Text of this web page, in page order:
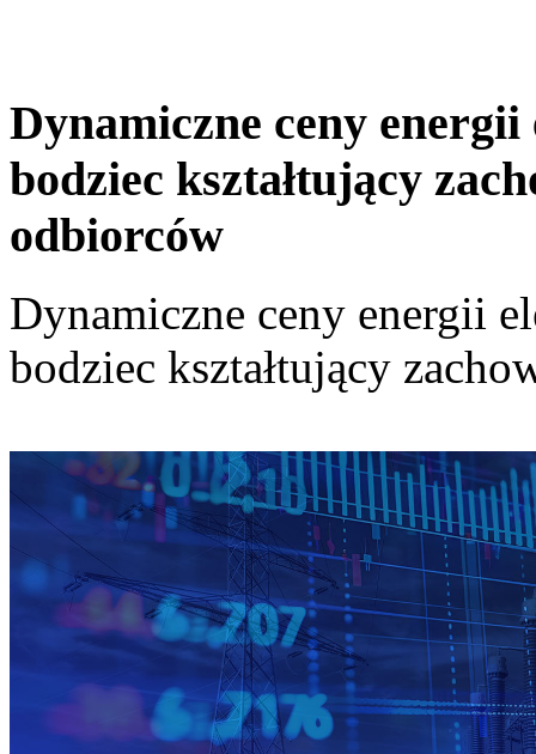
Dynamiczne ceny
bodziec kształtujący
odbiorców
Dynamiczne ceny energii
bodziec kształtujący